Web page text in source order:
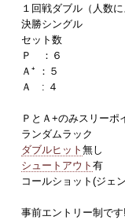
１回戦ダブル（人数に
決勝シングル
セット数
Ｐ ：６
Ａ⁺ ：５
Ａ : ４
ＰとＡ+のみスリーポ
ランダムラック
ダブルヒット 無し
シュートアウト 有
コールショット(ジェ
事前エントリー制です